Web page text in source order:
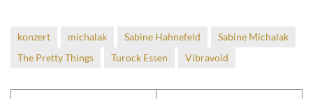
konzert michalak Sabine Hahnefeld
Sabine Michalak
The Pretty Things
Turock Essen Vibravoid